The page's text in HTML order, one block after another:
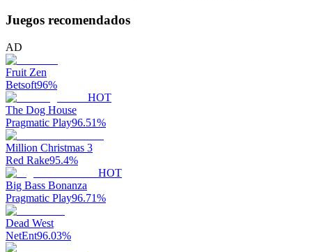
Juegos recomendados
AD
Fruit Zen
Betsoft96%
HOT
The Dog House
Pragmatic Play96.51%
Million Christmas 3
Red Rake95.4%
HOT
Big Bass Bonanza
Pragmatic Play96.71%
Dead West
NetEnt96.03%